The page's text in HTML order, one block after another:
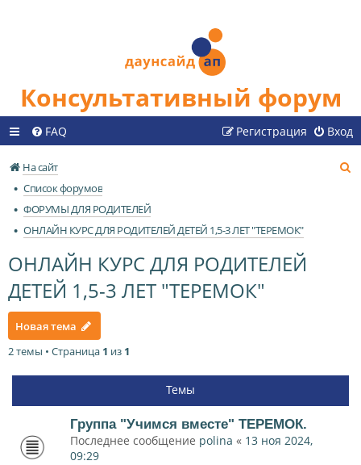
Консультативный форум
FAQ Вход
Регистрация
На сайт
Список форумов
ФОРУМЫ ДЛЯ РОДИТЕЛЕЙ
ОНЛАЙН КУРС ДЛЯ РОДИТЕЛЕЙ ДЕТЕЙ 1,5-3 ЛЕТ "ТЕРЕМОК"
ОНЛАЙН КУРС ДЛЯ РОДИТЕЛЕЙ
ДЕТЕЙ 1,5-3 ЛЕТ "ТЕРЕМОК"
Новая тема
2 темы • Страница 1 из 1
Темы
Группа "Учимся вместе" ТЕРЕМОК.
Последнее сообщение polina « 13 ноя 2024,
09:29